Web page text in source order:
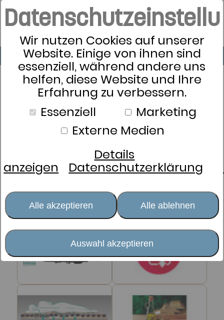
Wir nutzen Cookies auf unserer
Website. Einige von ihnen sind
essenziell, während andere uns
helfen, diese Website und Ihre
Erfahrung zu verbessern.
Essenziell
Marketing
Externe Medien
Details
anzeigen Datenschutzerklärung
Alle akzeptieren Alle ablehnen
Auswahl akzeptieren